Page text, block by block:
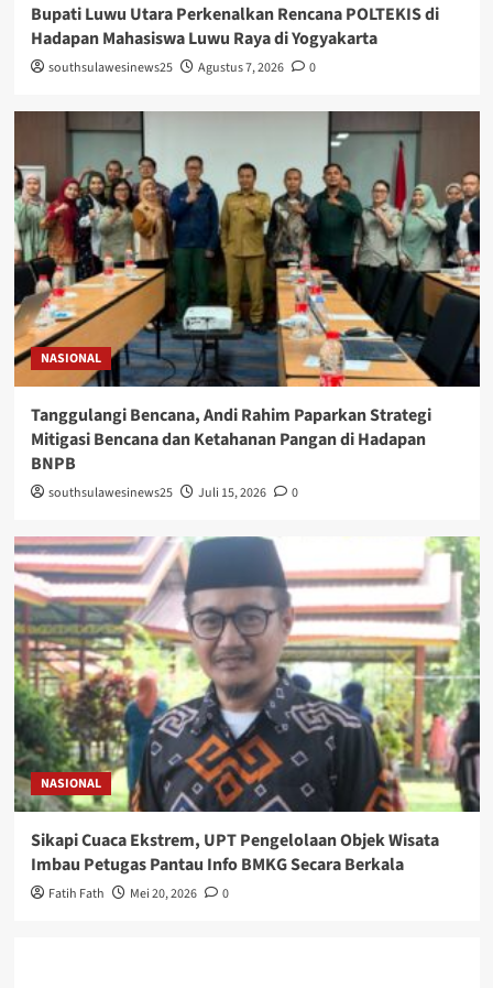
Bupati Luwu Utara Perkenalkan Rencana POLTEKIS di
Hadapan Mahasiswa Luwu Raya di Yogyakarta
southsulawesinews25 Agustus 7, 2026 0
NASIONAL
Tanggulangi Bencana, Andi Rahim Paparkan Strategi
Mitigasi Bencana dan Ketahanan Pangan di Hadapan
BNPB
southsulawesinews25 Juli 15, 2026 0
NASIONAL
Sikapi Cuaca Ekstrem, UPT Pengelolaan Objek Wisata
Imbau Petugas Pantau Info BMKG Secara Berkala
Fatih Fath Mei 20, 2026 0